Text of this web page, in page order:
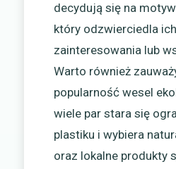
decydują się na
który odzwierciedla ich
zainteresowania lub
Warto również
popularność wesel
wiele par stara się
plastiku i wybiera
oraz lokalne produkty